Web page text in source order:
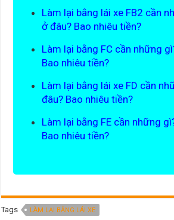
Làm lại bằng lái xe FB2 cần
ở đâu? Bao nhiêu tiền?
Làm lại bằng FC cần những
Bao nhiêu tiền?
Làm lại bằng lái xe FD cần
đâu? Bao nhiêu tiền?
Làm lại bằng FE cần những
Bao nhiêu tiền?
Tags LÀM LẠI BẰNG LÁI XE